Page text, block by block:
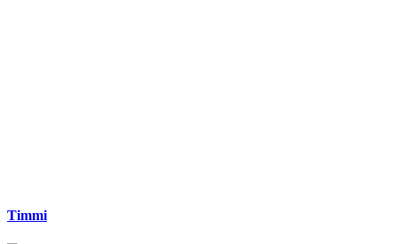
Timmi